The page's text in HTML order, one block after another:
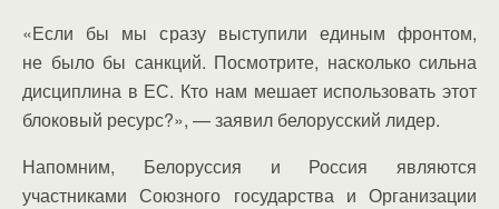
«Если бы мы сразу выступили единым фронтом,
не было бы санкций. Посмотрите, насколько сильна
дисциплина в ЕС. Кто нам мешает использовать этот
блоковый ресурс?», — заявил белорусский лидер.
Напомним, Белоруссия и Россия являются
участниками Союзного государства и Организации